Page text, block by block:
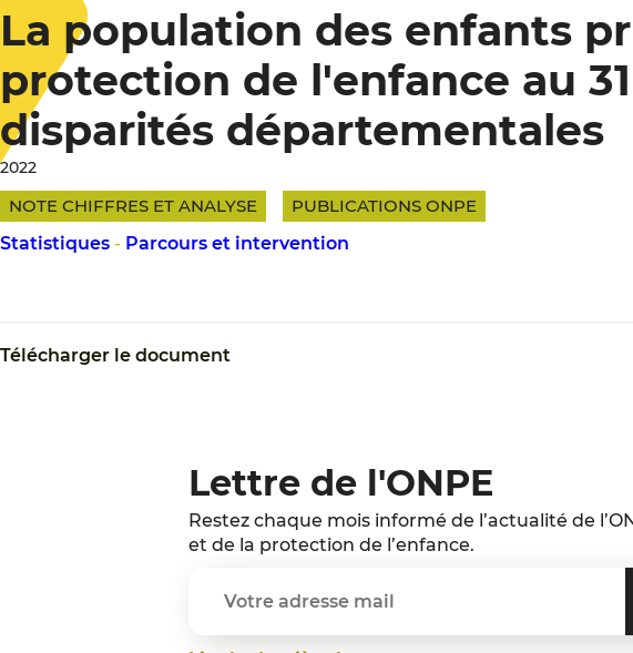
La population des enfants
protection de l'enfance au
disparités départementales
2022
NOTE CHIFFRES ET ANALYSE
PUBLICATIONS ONPE
Statistiques - Parcours et intervention
Télécharger le document
Lettre de l'ONPE
Restez chaque mois informé de l’actualité de
et de la protection de l’enfance.